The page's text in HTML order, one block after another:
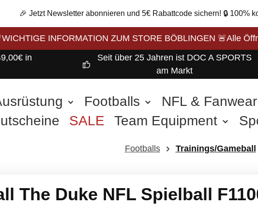
🎉 Jetzt Newsletter abonnieren und 5€ Rabattcode sichern! 🔒 100%
INFORMATION ZUM STORE BÖBLINGEN 🚨Alle
in
Seit über 25 Jahren ist DOC A SPORTS
am Markt
Footballs NFL & Fanwear
SALE Team Equipment
Footballs Trainings/Gameball
The Duke NFL Spielball